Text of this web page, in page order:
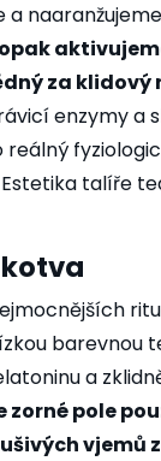
za klidový
enzymy a
reálný
talíře
barevnou
a
pole
vjemů